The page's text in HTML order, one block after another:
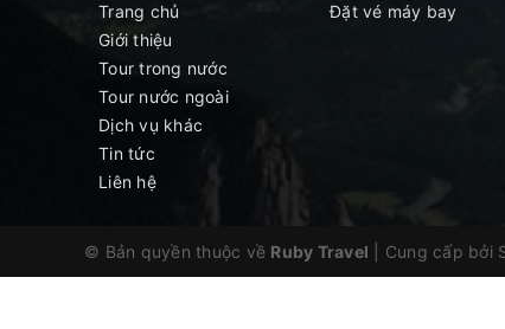
Trang chủ
Giới thiệu
Tour trong nước
Tour nước ngoài
Dịch vụ khác
Tin tức
Liên hệ
Đặt vé máy bay
© Bản quyền thuộc về Ruby Travel Cung cấp bởi